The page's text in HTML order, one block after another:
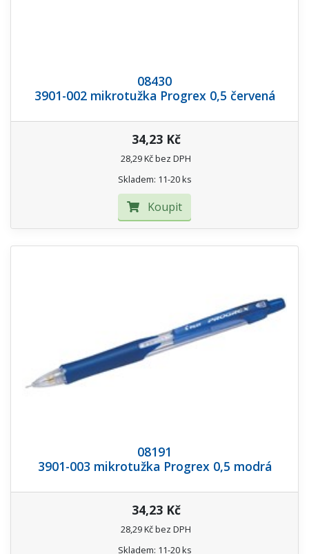
08430
3901-002 mikrotužka Progrex 0,5 červená
34,23 Kč
28,29 Kč bez DPH
Skladem: 11-20 ks
Koupit
08191
3901-003 mikrotužka Progrex 0,5 modrá
34,23 Kč
28,29 Kč bez DPH
Skladem: 11-20 ks